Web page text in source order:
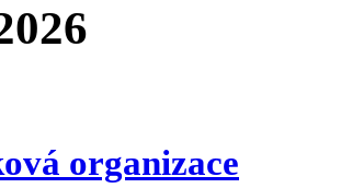
organizace